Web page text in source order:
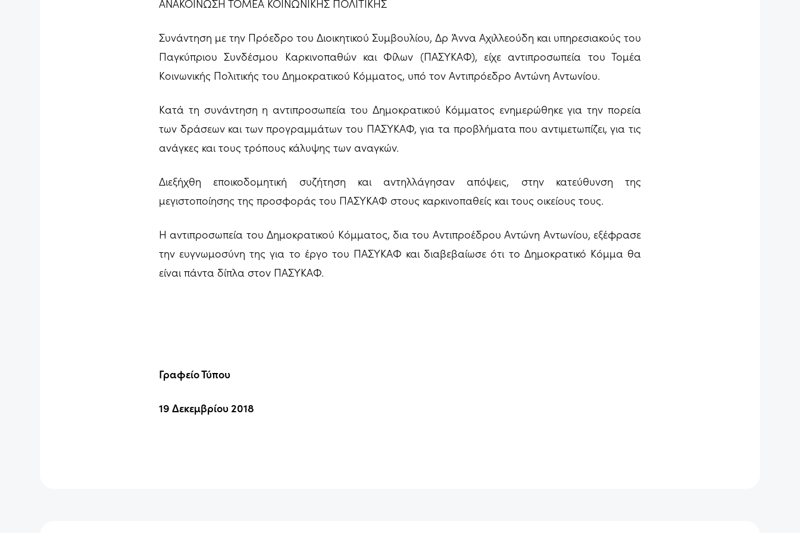
ΑΝΑΚΟΙΝΩΣΗ ΤΟΜΕΑ ΚΟΙΝΩΝΙΚΗΣ ΠΟΛΙΤΙΚΗΣ
Συνάντηση με την Πρόεδρο του Διοικητικού Συμβουλίου, Δρ Άννα Αχιλλεούδη και υπηρεσιακούς του
Παγκύπριου Συνδέσμου Καρκινοπαθών και Φίλων (ΠΑΣΥΚΑΦ), είχε αντιπροσωπεία του Τομέα
Κοινωνικής Πολιτικής του Δημοκρατικού Κόμματος, υπό τον Αντιπρόεδρο Αντώνη Αντωνίου.
Κατά τη συνάντηση η αντιπροσωπεία του Δημοκρατικού Κόμματος ενημερώθηκε για την πορεία
των δράσεων και των προγραμμάτων του ΠΑΣΥΚΑΦ, για τα προβλήματα που αντιμετωπίζει, για τις
ανάγκες και τους τρόπους κάλυψης των αναγκών.
Διεξήχθη εποικοδομητική συζήτηση και αντηλλάγησαν απόψεις, στην κατεύθυνση της
μεγιστοποίησης της προσφοράς του ΠΑΣΥΚΑΦ στους καρκινοπαθείς και τους οικείους τους.
Η αντιπροσωπεία του Δημοκρατικού Κόμματος, δια του Αντιπροέδρου Αντώνη Αντωνίου, εξέφρασε
την ευγνωμοσύνη της για το έργο του ΠΑΣΥΚΑΦ και διαβεβαίωσε ότι το Δημοκρατικό Κόμμα θα
είναι πάντα δίπλα στον ΠΑΣΥΚΑΦ.
Γραφείο Τύπου
19 Δεκεμβρίου 2018